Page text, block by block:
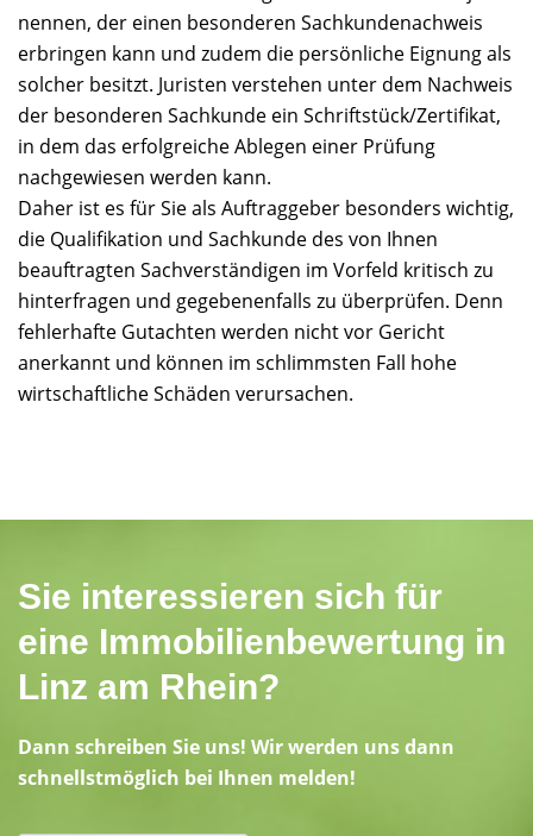
nennen, der einen besonderen Sachkundenachweis
erbringen kann und zudem die persönliche Eignung als
solcher besitzt. Juristen verstehen unter dem Nachweis
der besonderen Sachkunde ein Schriftstück/Zertifikat,
in dem das erfolgreiche Ablegen einer Prüfung
nachgewiesen werden kann.
Daher ist es für Sie als Auftraggeber besonders wichtig,
die Qualifikation und Sachkunde des von Ihnen
beauftragten Sachverständigen im Vorfeld kritisch zu
hinterfragen und gegebenenfalls zu überprüfen. Denn
fehlerhafte Gutachten werden nicht vor Gericht
anerkannt und können im schlimmsten Fall hohe
wirtschaftliche Schäden verursachen.
Sie interessieren sich für
eine Immobilienbewertung in
Linz am Rhein?
Dann schreiben Sie uns! Wir werden uns dann
schnellstmöglich bei Ihnen melden!